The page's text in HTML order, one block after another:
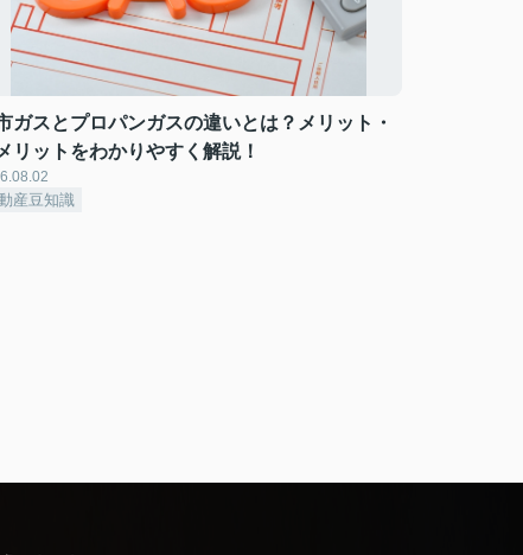
ガスとプロパンガスの違いとは？メリット・
リットをわかりやすく解説！
産豆知識